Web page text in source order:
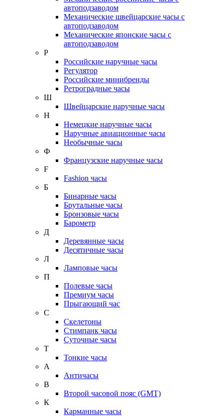
автоподзаводом
Механические швейцарские часы с
автоподзаводом
Механические японские часы с
автоподзаводом
Р
Российские наручные часы
Регулятор
Российские минибренды
Ретроградные часы
Ш
Швейцарские наручные часы
Н
Немецкие наручные часы
Наручные авиационные часы
Необычные часы
Ф
Французские наручные часы
F
Fashion часы
Б
Бинарные часы
Брутальные часы
Бронзовые часы
Барометр
Д
Деревянные часы
Десятичные часы
Л
Ламповые часы
П
Полевые часы
Премиум часы
Прыгающий час
С
Скелетоны
Стимпанк часы
Суточные часы
Т
Тонкие часы
А
Античасы
В
Второй часовой пояс (GMT)
К
Карманные часы